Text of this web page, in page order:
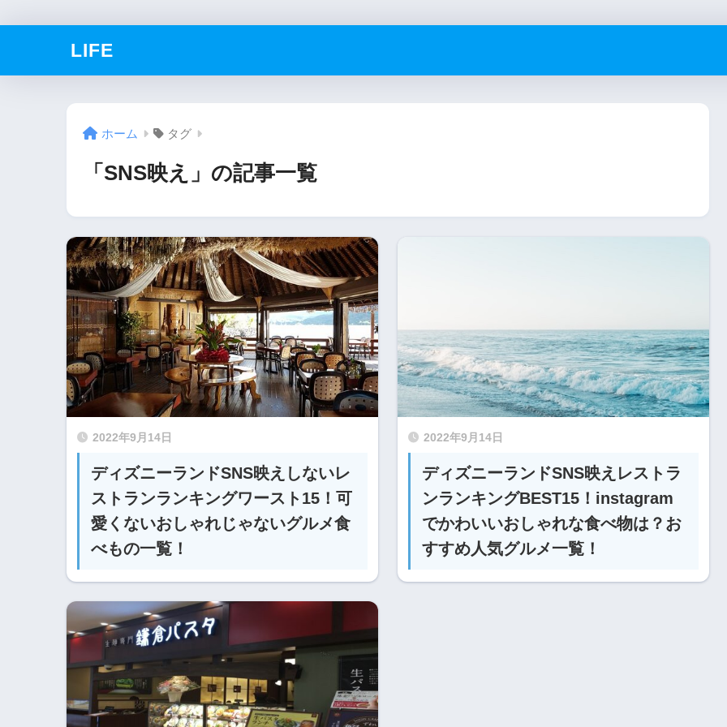
LIFE
ホーム タグ
「SNS映え」の記事一覧
2022年9月14日
ディズニーランドSNS映えしないレ
ストランランキングワースト15！可
愛くないおしゃれじゃないグルメ食
べもの一覧！
2022年9月14日
ディズニーランドSNS映えレストラ
ンランキングBEST15！instagram
でかわいいおしゃれな食べ物は？お
すすめ人気グルメ一覧！